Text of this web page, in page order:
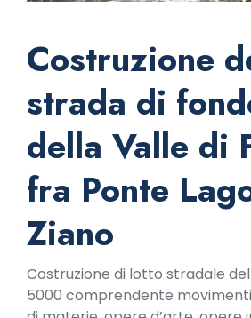
Costruzione
strada di
della Valle di
fra Ponte
Ziano
Costruzione di lotto stradale
5000 comprendente movimenti